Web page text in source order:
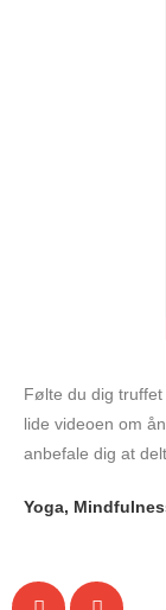
Følte du dig
lide videoen om
anbefale dig at
Yoga,